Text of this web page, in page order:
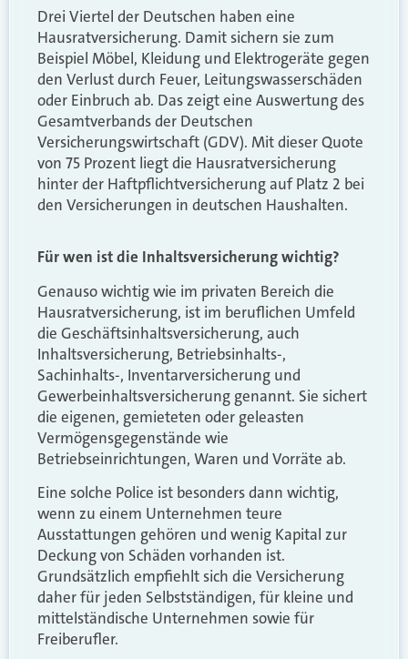
Drei Viertel der Deutschen haben eine
Hausratversicherung. Damit sichern sie zum
Beispiel Möbel, Kleidung und Elektrogeräte gegen
den Verlust durch Feuer, Leitungswasserschäden
oder Einbruch ab. Das zeigt eine Auswertung des
Gesamtverbands der Deutschen
Versicherungswirtschaft (GDV). Mit dieser Quote
von 75 Prozent liegt die Hausratversicherung
hinter der Haftpflichtversicherung auf Platz 2 bei
den Versicherungen in deutschen Haushalten.
Für wen ist die Inhaltsversicherung wichtig?
Genauso wichtig wie im privaten Bereich die
Hausratversicherung, ist im beruflichen Umfeld
die Geschäftsinhaltsversicherung, auch
Inhaltsversicherung, Betriebsinhalts-,
Sachinhalts-, Inventarversicherung und
Gewerbeinhaltsversicherung genannt. Sie sichert
die eigenen, gemieteten oder geleasten
Vermögensgegenstände wie
Betriebseinrichtungen, Waren und Vorräte ab.
Eine solche Police ist besonders dann wichtig,
wenn zu einem Unternehmen teure
Ausstattungen gehören und wenig Kapital zur
Deckung von Schäden vorhanden ist.
Grundsätzlich empfiehlt sich die Versicherung
daher für jeden Selbstständigen, für kleine und
mittelständische Unternehmen sowie für
Freiberufler.